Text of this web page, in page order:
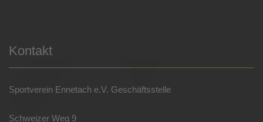
Kontakt
Sportverein Ennetach e.V. Geschäftsstelle
Schweizer Weg 9